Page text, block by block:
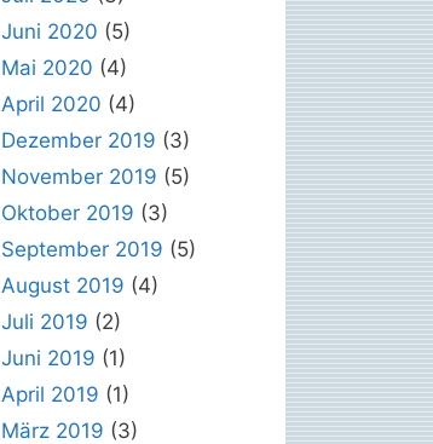
Juni 2020 (5)
Mai 2020 (4)
April 2020 (4)
Dezember 2019 (3)
November 2019 (5)
Oktober 2019 (3)
September 2019 (5)
August 2019 (4)
Juli 2019 (2)
Juni 2019 (1)
April 2019 (1)
März 2019 (3)